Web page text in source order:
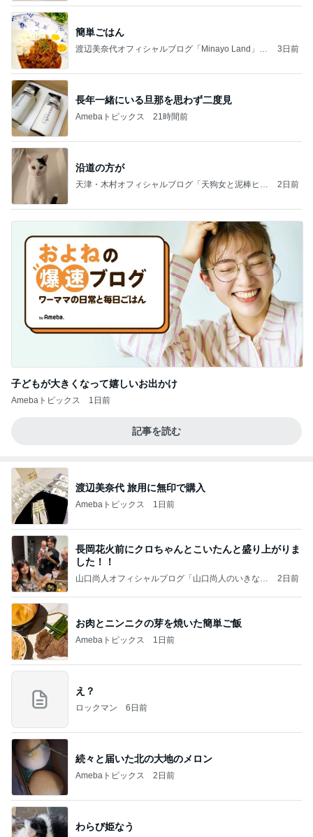
簡単ごはん
渡辺美奈代オフィシャルブログ「Minayo Land」P
3日前
長年一緒にいる旦那を思わず二度見
Amebaトピックス 21時間前
沿道の方が
天津・木村オフィシャルブログ「天狗女と泥棒ヒゲ
2日前
子どもが大きくなって嬉しいお出かけ
Amebaトピックス 1日前
記事を読む
渡辺美奈代 旅用に無印で購入
Amebaトピックス 1日前
長岡花火前にクロちゃんとこいたんと盛り上がりま
した！！
山口尚人オフィシャルブログ「山口尚人のいきなり
by Ameba
2日前
お肉とニンニクの芽を焼いた簡単ご飯
Amebaトピックス 1日前
え？
ロックマン 6日前
続々と届いた北の大地のメロン
Amebaトピックス 2日前
わらび姫なう